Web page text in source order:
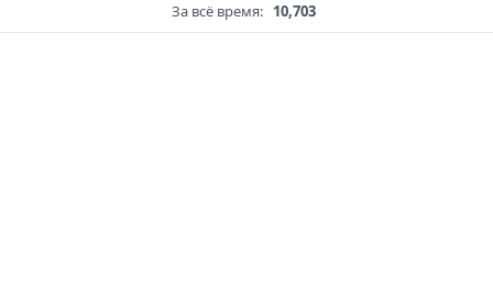
За всё время: 10,703